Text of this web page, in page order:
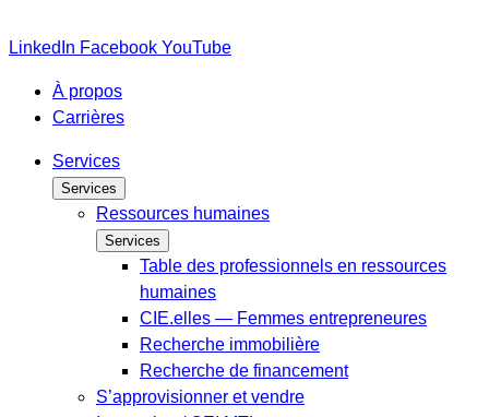
LinkedIn Facebook YouTube
À propos
Carrières
Services
Services
Ressources humaines
Services
Table des professionnels en ressources
humaines
CIE.elles — Femmes entrepreneures
Recherche immobilière
Recherche de financement
S’approvisionner et vendre